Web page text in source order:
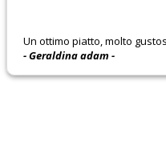
Un ottimo piatto, molto
- Geraldina adam -